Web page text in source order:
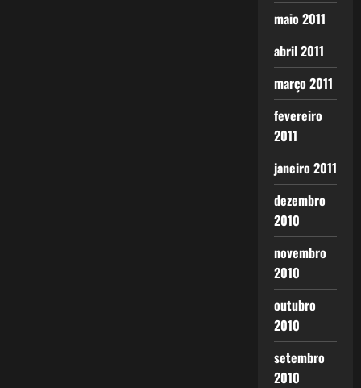
maio 2011
abril 2011
março 2011
fevereiro
2011
janeiro 2011
dezembro
2010
novembro
2010
outubro
2010
setembro
2010